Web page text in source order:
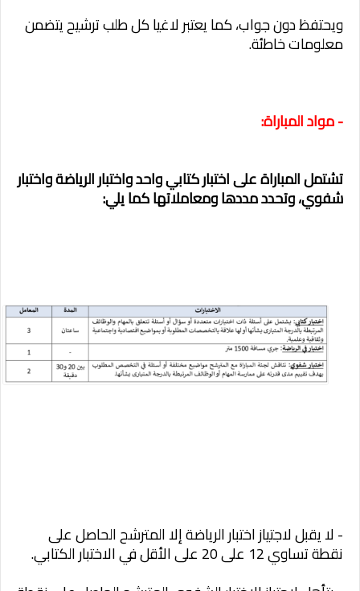
ويحتفظ دون جواب، كما يعتبر لاغيا كل طلب ترشيح يتضمن
معلومات خاطئة.
- مواد المباراة:
تشتمل المباراة على اختبار كتابي واحد واختبار الرياضة واختبار
شفوي، وتحدد مددها ومعاملاتها كما يلي:
- لا يقبل لاجتياز اختبار الرياضة إلا المترشح الحاصل على
نقطة تساوي 12 على 20 على الأقل في الاختبار الكتابي.